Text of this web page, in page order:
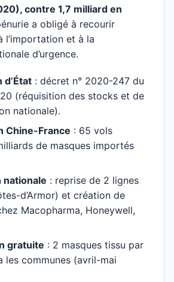
contre 1,7 milliard en
a obligé à recourir
l’importation et à la
d’urgence.
d’État : décret n° 2020-247 du
(réquisition des stocks et de
nationale).
Chine-France : 65 vols
de masques importés
nationale : reprise de 2 lignes
d’Armor) et création de
Macopharma, Honeywell,
gratuite : 2 masques tissu par
les communes (avril-mai